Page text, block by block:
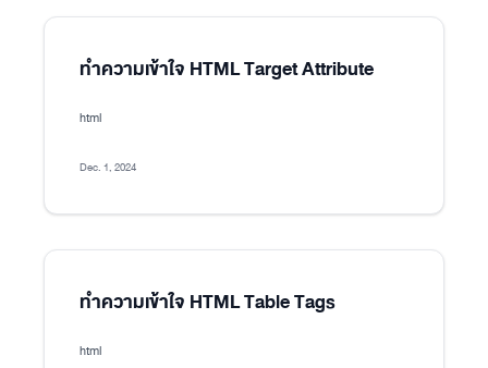
ทำความเข้าใจ HTML Target Attribute
html
Dec. 1, 2024
ทำความเข้าใจ HTML Table Tags
html